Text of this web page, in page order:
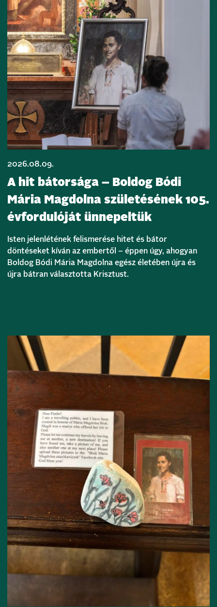
2026.08.09.
A hit bátorsága – Boldog Bódi
Mária Magdolna születésének 105.
évfordulóját ünnepeltük
Isten jelenlétének felismerése hitet és bátor
döntéseket kíván az embertől – éppen úgy, ahogyan
Boldog Bódi Mária Magdolna egész életében újra és
újra bátran választotta Krisztust.